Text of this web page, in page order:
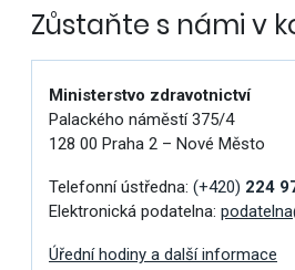
Zůstaňte s námi v
Ministerstvo zdravotnictví
Palackého náměstí 375/4
128 00 Praha 2 – Nové Město
Telefonní ústředna: (+420) 224
Elektronická podatelna:
Úřední hodiny a další informace